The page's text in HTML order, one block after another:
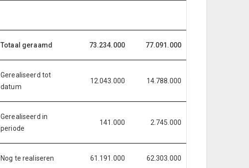
Totaal geraamd 73.234.000 77.091.000
Gerealiseerd tot
datum
12.043.000 14.788.000
Gerealiseerd in
periode
141.000 2.745.000
Nog te realiseren 61.191.000 62.303.000